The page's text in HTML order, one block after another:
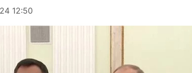
12:50